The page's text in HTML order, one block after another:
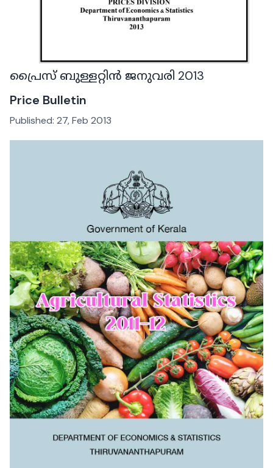
പ്രൈസ് ബുള്ളറ്റിൻ ജനുവരി 2013
Price Bulletin
Published: 27, Feb 2013